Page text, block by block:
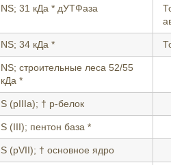
NS; 31 кДа * дУТФаза
NS; 34 кДа *
NS; строительные леса 52/55
кДа *
S (pIIIa); † р-белок
S (III); пентон база *
S (pVII); † основное ядро